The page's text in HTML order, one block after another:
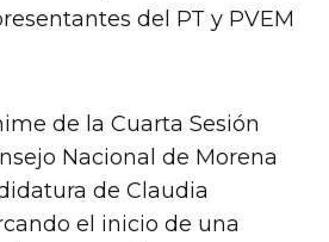
del PT y PVEM
de la Cuarta Sesión
Nacional de Morena
de Claudia
el inicio de una